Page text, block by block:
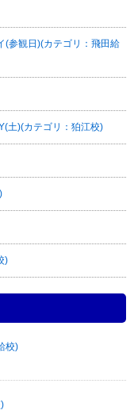
参観日)(カテゴリ：飛田給
土)(カテゴリ：狛江校)
)
校)